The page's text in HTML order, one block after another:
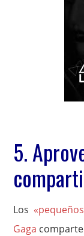
5.
Los
Gaga